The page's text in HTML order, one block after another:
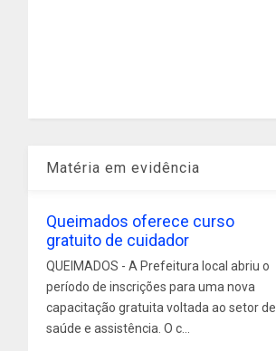
Matéria em evidência
Queimados oferece curso
gratuito de cuidador
QUEIMADOS - A Prefeitura local abriu o
período de inscrições para uma nova
capacitação gratuita voltada ao setor de
saúde e assistência. O c...